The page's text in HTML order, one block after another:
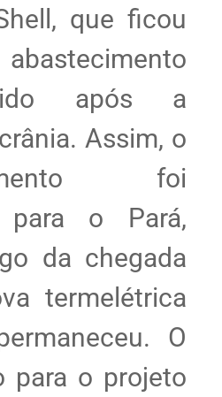
que ficou
após a
Assim, o
foi
para o Pará,
da chegada
termelétrica
O
para o projeto